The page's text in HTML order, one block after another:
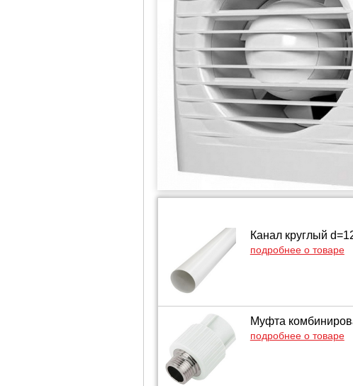
Канал круглый
подробнее о товаре
Муфта
подробнее о товаре